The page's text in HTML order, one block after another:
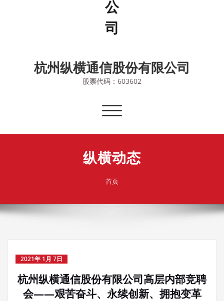
杭州纵横通信股份有限公司
股票代码：603602
切
导
纵横动态
首页
2021年 1月 7日
杭州纵横通信股份有限公司高层内部竞聘
会——艰苦奋斗、永续创新、拥抱变革